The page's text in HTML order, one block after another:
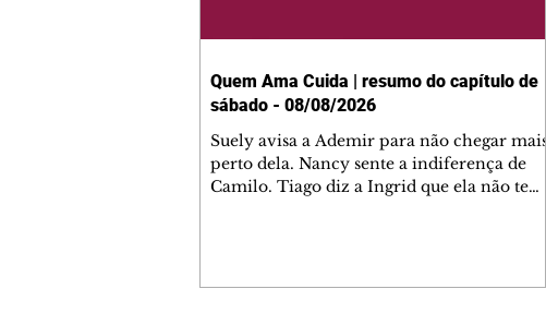
Quem Ama Cuida | resumo do capítulo de
sábado - 08/08/2026
Suely avisa a Ademir para não chegar mais
perto dela. Nancy sente a indiferença de
Camilo. Tiago diz a Ingrid que ela não tem